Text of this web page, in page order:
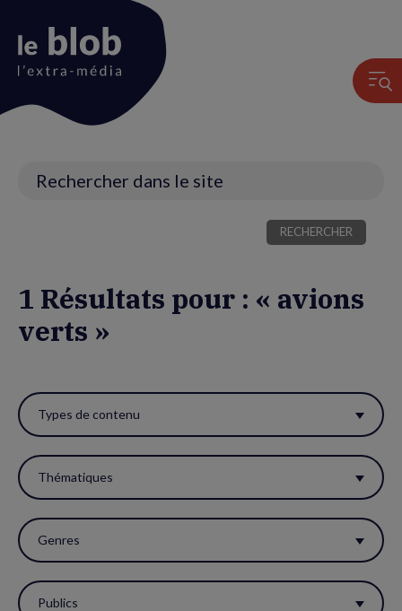
1 Résultats pour : « avions
verts »
ces
filtres
pour
réactualiser
la
page.
Types de contenu
Thématiques
Genres
Publics